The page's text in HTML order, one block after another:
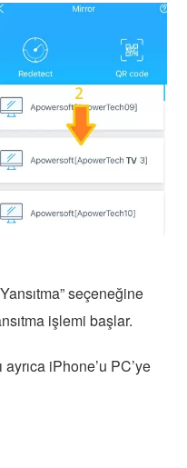
seçeneğine
işlemi başlar.
iPhone’u PC’ye